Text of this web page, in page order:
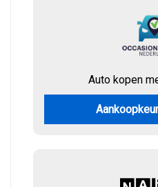
Auto kopen